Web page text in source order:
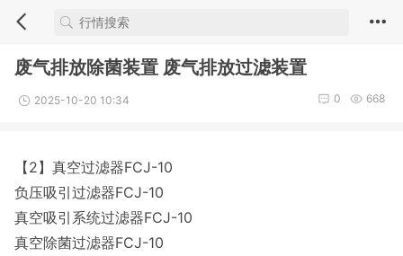
废气排放除菌装置 废气排放过滤装置
2025-10-20 10:34 668
0
【2】真空过滤器FCJ-10
负压吸引过滤器FCJ-10
真空吸引系统过滤器FCJ-10
真空除菌过滤器FCJ-10